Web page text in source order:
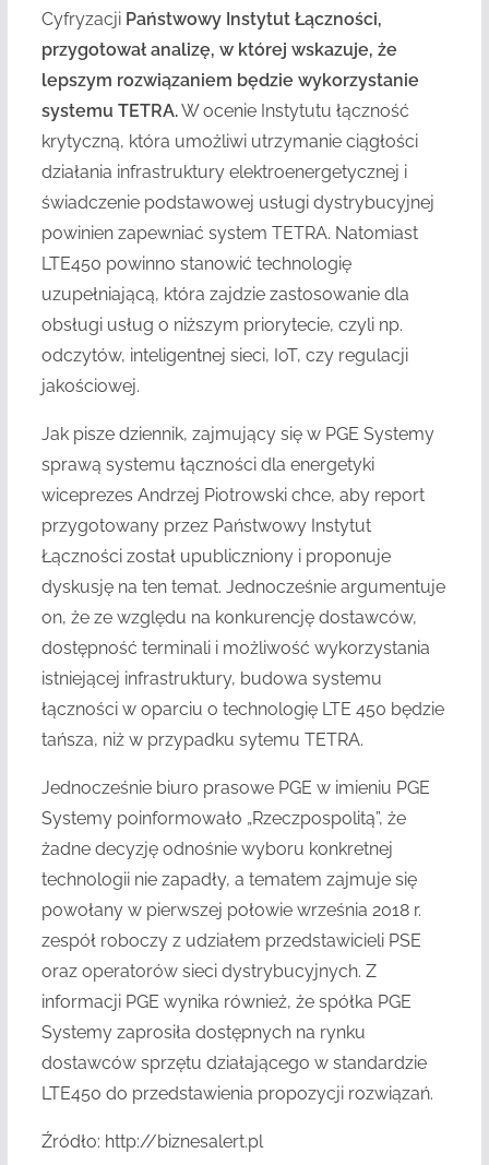
Cyfryzacji Państwowy Instytut Łączności,
przygotował analizę, w której wskazuje, że
lepszym rozwiązaniem będzie wykorzystanie
systemu TETRA.W ocenie Instytutu łączność
krytyczną, która umożliwi utrzymanie ciągłości
działania infrastruktury elektroenergetycznej i
świadczenie podstawowej usługi dystrybucyjnej
powinien zapewniać system TETRA. Natomiast
LTE450 powinno stanowić technologię
uzupełniającą, która zajdzie zastosowanie dla
obsługi usług o niższym priorytecie, czyli np.
odczytów, inteligentnej sieci, IoT, czy regulacji
jakościowej.
Jak pisze dziennik, zajmujący się w PGE Systemy
sprawą systemu łączności dla energetyki
wiceprezes Andrzej Piotrowski chce, aby report
przygotowany przez Państwowy Instytut
Łączności został upubliczniony i proponuje
dyskusję na ten temat. Jednocześnie argumentuje
on, że ze względu na konkurencję dostawców,
dostępność terminali i możliwość wykorzystania
istniejącej infrastruktury, budowa systemu
łączności w oparciu o technologię LTE 450 będzie
tańsza, niż w przypadku sytemu TETRA.
Jednocześnie biuro prasowe PGE w imieniu PGE
Systemy poinformowało „Rzeczpospolitą”, że
żadne decyzję odnośnie wyboru konkretnej
technologii nie zapadły, a tematem zajmuje się
powołany w pierwszej połowie września 2018 r.
zespół roboczy z udziałem przedstawicieli PSE
oraz operatorów sieci dystrybucyjnych. Z
informacji PGE wynika również, że spółka PGE
Systemy zaprosiła dostępnych na rynku
dostawców sprzętu działającego w standardzie
LTE450 do przedstawienia propozycji rozwiązań.
Źródło: http://biznesalert.pl